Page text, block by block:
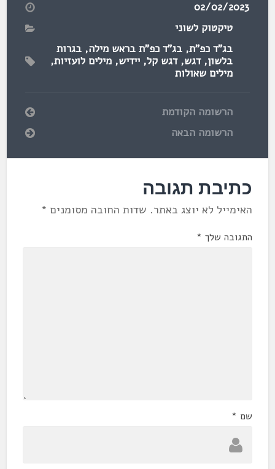
02/02/2023
טיקטוק לשוני
בג"ד כפ"ת,בג"ד כפ"ת בראש מילה,בגרות
בלשון,דגש,דגש קל,יידיש,מילים לועזיות,
מילים שאולות
הרשומה הקודמת
הרשומה הבאה
כתיבת תגובה
האימייל לא יוצג באתר. שדות החובה מסומנים *
התגובה שלך *
שם *